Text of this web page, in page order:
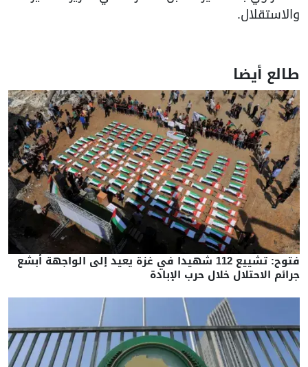
والاستقلال.
طالع أيضا
فتوح: تشييع 112 شهيدا في غزة يعيد إلى الواجهة أبشع
جرائم الاحتلال خلال حرب الإبادة